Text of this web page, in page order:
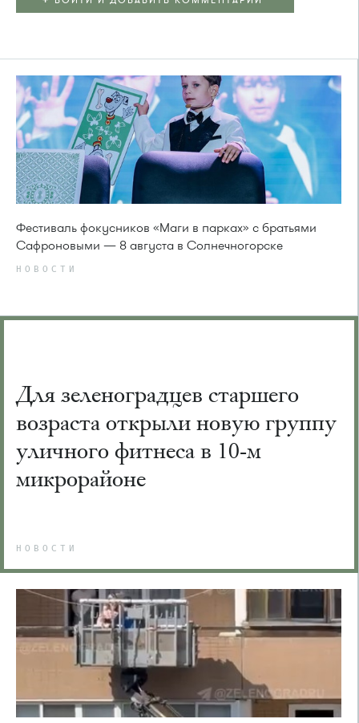
Фестиваль фокусников «Маги в парках» с братьями
Сафроновыми — 8 августа в Солнечногорске
НОВОСТИ
Для зеленоградцев старшего
возраста открыли новую группу
уличного фитнеса в 10-м
микрорайоне
НОВОСТИ